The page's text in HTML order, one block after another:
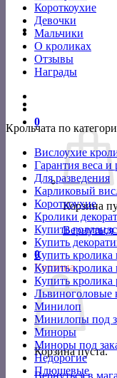
Короткоухие
Девочки
Мальчики
О кроликах
Отзывы
Награды
0
Корзина
Вернуться
0
Корзина
Корзина пуста.
Вернуться в
Крольчата по
Вислоухие
Гарантия веса и
Для разведения
Карликовый
Короткоухие
Кролики
Купить
Купить
Купить кролика
Купить кролика
Купить кролика
Львиноголовые
Минилоп
Минилопы под
Миноры
Миноры под
Недорогие
Плюшевые